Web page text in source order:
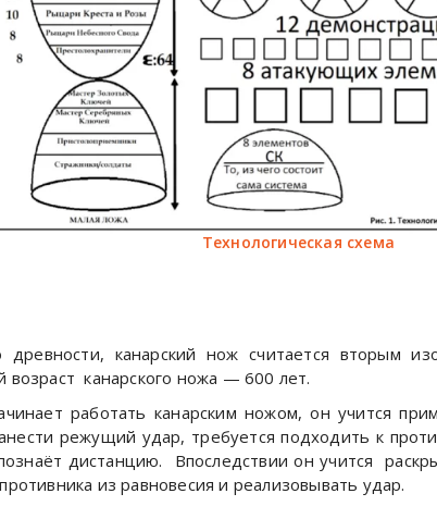
Технологическая схема
древности, канарский нож считается вторым
возраст канарского ножа — 600 лет.
работать канарским ножом, он учится
режущий удар, требуется подходить к
дистанцию.
Впоследствии он учится
из равновесия и реализовывать удар.